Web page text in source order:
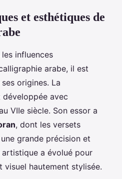
et esthétiques de
influences
arabe, il est
origines. La
développée avec
VIIe siècle. Son essor a
, dont les versets
grande précision et
a évolué pour
visuel hautement stylisée.